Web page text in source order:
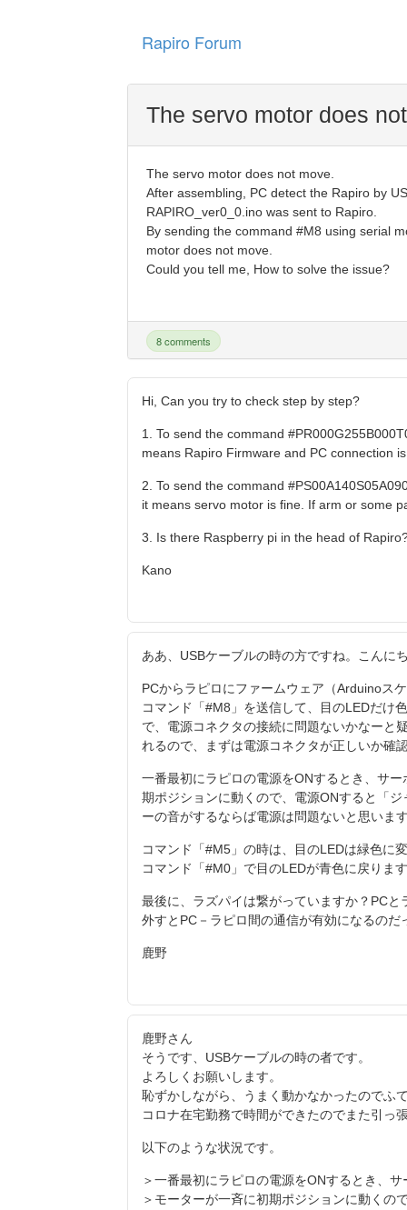
Rapiro Forum
The servo motor does
The servo motor does not move.
After assembling, PC detect the Rapiro by
RAPIRO_ver0_0.ino was sent to Rapiro.
By sending the command #M8 using serial
motor does not move.
Could you tell me, How to solve the issue?
8 comments
Hi, Can you try to check step by step?
1. To send the command
means Rapiro Firmware and PC connection
2. To send the command
it means servo motor is fine. If arm or some
3. Is there Raspberry pi in the head of
Kano
ああ、USBケーブルの時の方ですね。こんに
PCからラピロにファームウェア（Arduinoス
コマンド「#M8」を送信して、目のLEDだけ
で、電源コネクタの接続に問題ないかなーと
れるので、まずは電源コネクタが正しいか確
一番最初にラピロの電源をONするとき、サ
期ポジションに動くので、電源ONすると「
ーの音がするならば電源は問題ないと思いま
コマンド「#M5」の時は、目のLEDは緑色に
コマンド「#M0」で目のLEDが青色に戻りま
最後に、ラズパイは繋がっていますか？PC
外すとPC－ラピロ間の通信が有効になるのだ
鹿野
鹿野さん
そうです、USBケーブルの時の者です。
よろしくお願いします。
恥ずかしながら、うまく動かなかったのでふ
コロナ在宅勤務で時間ができたのでまた引っ
以下のような状況です。
＞一番最初にラピロの電源をONするとき、
＞モーターが一斉に初期ポジションに動くの